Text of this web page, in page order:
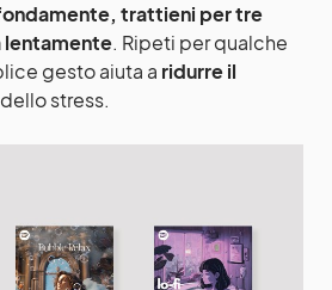
trattieni per tre
lentamente. Ripeti per qualche
gesto aiuta a ridurre il
stress.